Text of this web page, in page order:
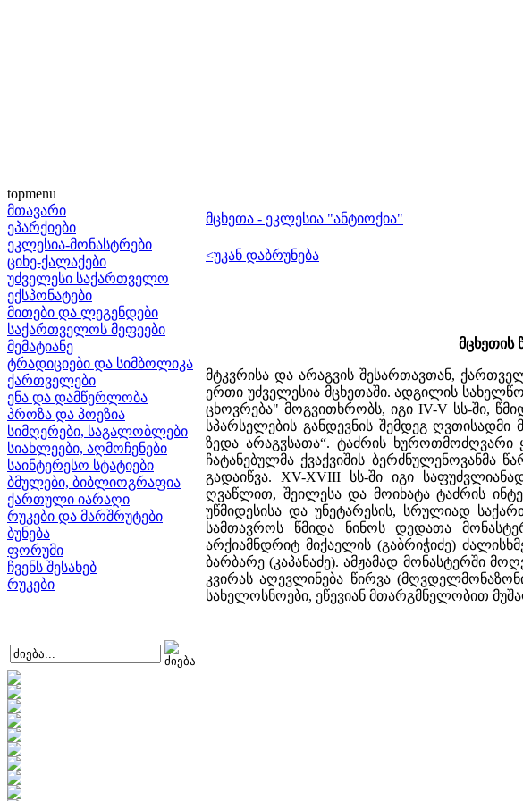
topmenu
მთავარი
ეპარქიები
ეკლესია-მონასტრები
ციხე-ქალაქები
უძველესი საქართველო
ექსპონატები
მითები და ლეგენდები
საქართველოს მეფეები
მემატიანე
ტრადიციები და სიმბოლიკა
ქართველები
ენა და დამწერლობა
პროზა და პოეზია
სიმღერები, საგალობლები
სიახლეები, აღმოჩენები
საინტერესო სტატიები
ბმულები, ბიბლიოგრაფია
ქართული იარაღი
რუკები და მარშრუტები
ბუნება
ფორუმი
ჩვენს შესახებ
რუკები
მცხეთა - ეკლესია "ანტიოქია"
<უკან დაბრუნება
მცხეთის
მტკვრისა და არაგვის შესართავთან,
ერთი უძველესია მცხეთაში. ადგილის
ცხოვრება" მოგვითხრობს, იგი IV-V სს-ში,
სპარსელების განდევნის შემდეგ ღვთისადმი
ზედა არაგჳსათა“. ტაძრის
ჩატანებულმა ქვაქვიშის
გადაიწვა. XV-XVIII სს-ში იგი
ღვაწლით, შეილესა და მოიხატა ტაძრის
უწმიდესისა და უნეტარესის, სრულიად
სამთავროს წმიდა ნინოს დედათა
არქიამნდრიტ მიქაელის (გაბრიჭიძე)
ბარბარე (კაპანაძე). ამჟამად მონასტერში
კვირას აღევლინება წირვა
სახელოსნოები, ეწევიან მთარგმნელობით